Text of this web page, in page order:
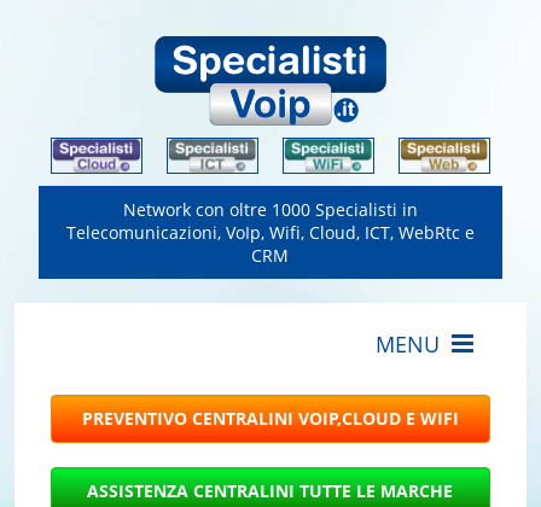
Network con oltre 1000 Specialisti in
Telecomunicazioni, VoIp, Wifi, Cloud, ICT, WebRtc e
CRM